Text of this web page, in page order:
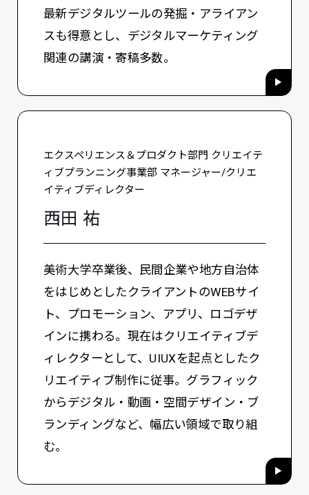
最新デジタルツールの発掘・アライアン
スも得意とし、デジタルマーケティング
関連の講演・寄稿多数。
西田 祐
エクスペリエンス＆プロダクト部門 クリエイテ
ィブプランニング事業部 マネージャー/クリエ
イティブディレクター
美術大学卒業後、民間企業や地方自治体
をはじめとしたクライアントのWEBサイ
ト、プロモーション、アプリ、ロゴデザ
インに携わる。現在はクリエイティブデ
ィレクターとして、UIUXを起点としたク
リエイティブ制作に従事。グラフィック
からデジタル・動画・空間デザイン・ブ
ランディングなど、幅広い領域で取り組
む。